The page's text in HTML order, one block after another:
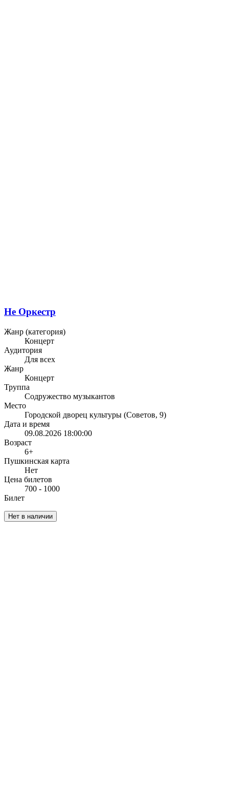
Не Оркестр
Жанр (категория)
Концерт
Аудитория
Для всех
Жанр
Концерт
Труппа
Содружество музыкантов
Место
Городской дворец культуры (Советов, 9)
Дата и время
09.08.2026 18:00:00
Возраст
6+
Пушкинская карта
Нет
Цена билетов
700 - 1000
Билет
Нет в наличии